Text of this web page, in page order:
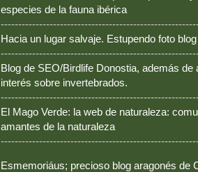
especies de la fauna ibérica
Hacia un lugar salvaje. Estupendo foto
Blog de SEO/Birdlife Donostia, además
interés sobre invertebrados.
El Mago Verde: la web de naturaleza:
amantes de la naturaleza
Esmemoriáus; precioso blog aragonés de